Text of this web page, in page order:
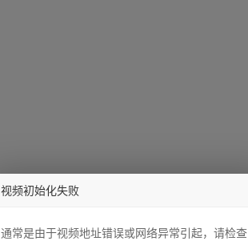
视频初始化失败
通常是由于视频地址错误或网络异常引起，请检查